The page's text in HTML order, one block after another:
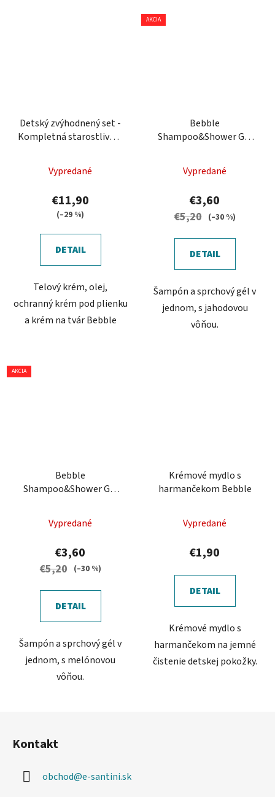
Detský zvýhodnený set -
Kompletná starostlivosť
Vypredané
€11,90
(–29 %)
DETAIL
Telový krém, olej,
ochranný krém pod plienku
a krém na tvár Bebble
AKCIA
Bebble
Shampoo&Shower Gel
Šampón a sprchový gél
Jahoda
Vypredané
€3,60
€5,20 (–30 %)
DETAIL
Šampón a sprchový gél v
jednom, s jahodovou
vôňou.
AKCIA
Bebble
Shampoo&Shower Gel
Šampón a sprchový gél
Melón
Vypredané
€3,60
€5,20 (–30 %)
DETAIL
Šampón a sprchový gél v
jednom, s melónovou
vôňou.
Krémové mydlo s
harmančekom Bebble
Vypredané
€1,90
DETAIL
Krémové mydlo s
harmančekom na jemné
čistenie detskej pokožky.
Kontakt
obchod@e-santini.sk